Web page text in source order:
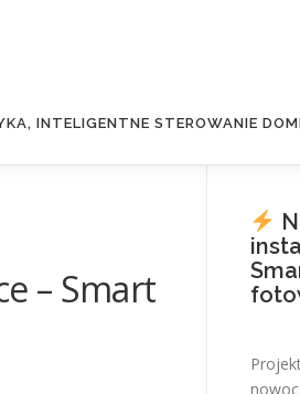
INTELIGENTNE STEROWANIE
– Smart